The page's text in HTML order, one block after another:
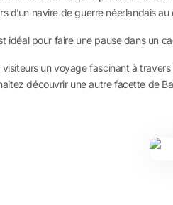
d’un navire de guerre néerlandais
idéal pour faire une pause dans un
un voyage fascinant à travers
découvrir une autre facette de